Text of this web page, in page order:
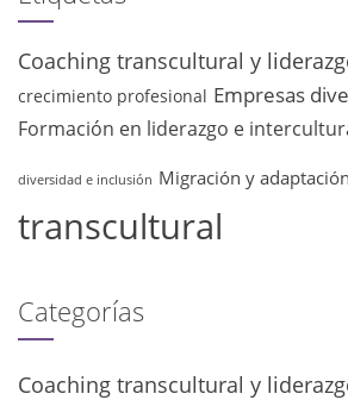
Coaching transcultural y
crecimiento profesional Empresas
Formación en liderazgo e
diversidad e inclusión Migración y adaptación
transcultural
Categorías
Coaching transcultural y